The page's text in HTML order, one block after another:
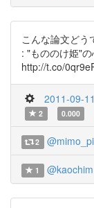
こんな論文どう
: "もののけ姫"
http://t.co/
2011-09-
2
0.000
2
1 @kaochim